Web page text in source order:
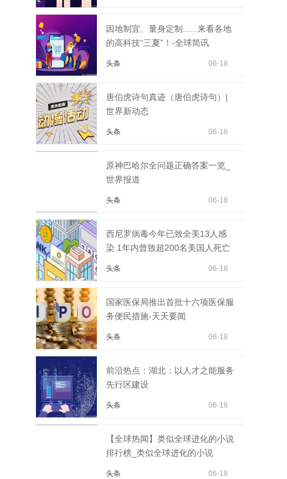
因地制宜、量身定制......来看各地
的高科技“三夏”！-全球简讯
头条 06-18
唐伯虎诗句真迹（唐伯虎诗句）|
世界新动态
头条 06-18
原神巴哈尔全问题正确答案一览_
世界报道
头条 06-18
西尼罗病毒今年已致全美13人感
染 1年内曾致超200名美国人死亡
头条 06-18
国家医保局推出首批十六项医保服
务便民措施-天天要闻
头条 06-18
前沿热点：湖北：以人才之能服务
先行区建设
头条 06-18
【全球热闻】类似全球进化的小说
排行榜_类似全球进化的小说
头条 06-18